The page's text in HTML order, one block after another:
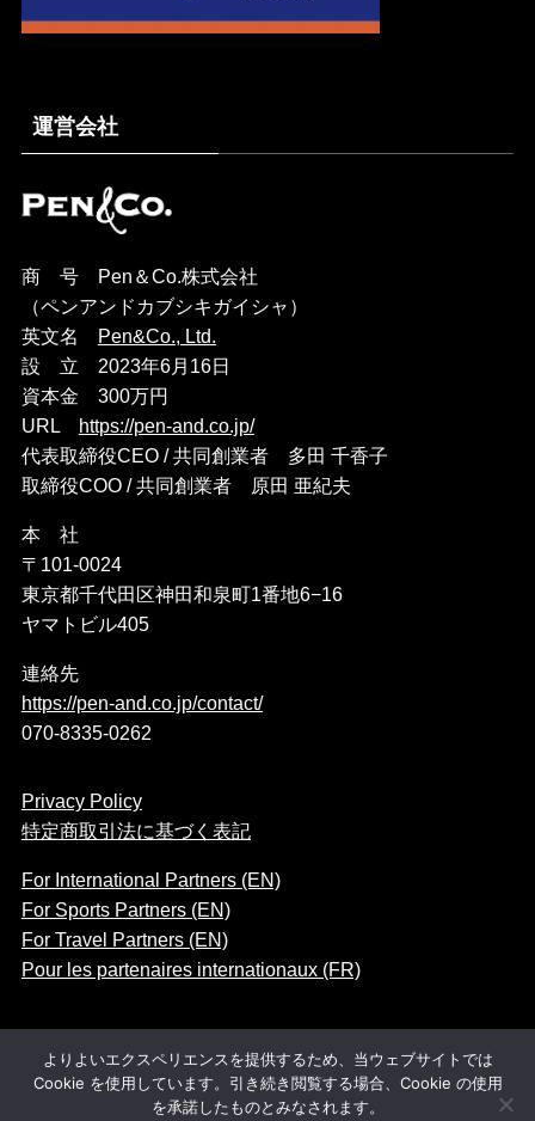
運営会社
商 号 Pen＆Co.株式会社
（ペンアンドカブシキガイシャ）
英文名 Pen&Co., Ltd.
設 立 2023年6月16日
資本金 300万円
URL https://pen-and.co.jp/
代表取締役CEO / 共同創業者 多田 千香子
取締役COO / 共同創業者 原田 亜紀夫
本 社
〒101-0024
東京都千代田区神田和泉町1番地6−16
ヤマトビル405
連絡先
https://pen-and.co.jp/contact/
070-8335-0262
Privacy Policy
特定商取引法に基づく表記
For International Partners (EN)
For Sports Partners (EN)
For Travel Partners (EN)
Pour les partenaires internationaux (FR)
©Pen＆Co., Ltd. All rights reserved.
よりよいエクスペリエンスを提供するため、当ウェブサイトでは
Cookie を使用しています。引き続き閲覧する場合、Cookie の使用
を承諾したものとみなされます。